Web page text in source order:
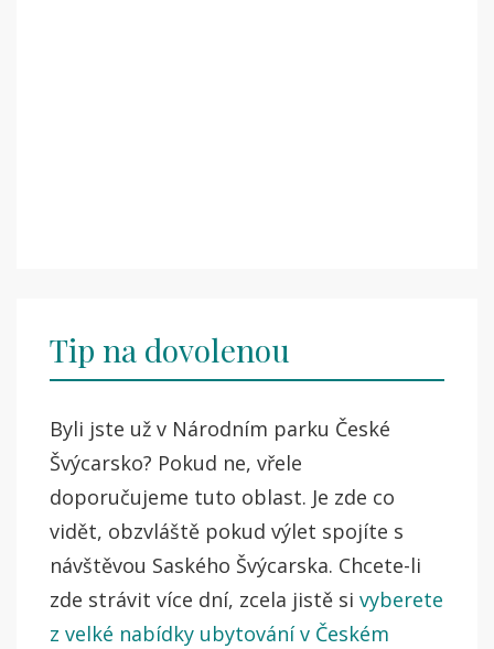
Tip na dovolenou
Byli jste už v Národním parku České
Švýcarsko? Pokud ne, vřele
doporučujeme tuto oblast. Je zde co
vidět, obzvláště pokud výlet spojíte s
návštěvou Saského Švýcarska. Chcete-li
zde strávit více dní, zcela jistě si vyberete
z velké nabídky ubytování v Českém